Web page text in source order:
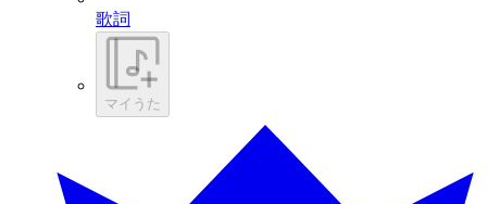
歌詞
マイうた